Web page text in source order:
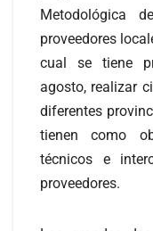
Metodológica
proveedores
cual se tiene
agosto, realizar
diferentes
tienen como
técnicos e
proveedores.